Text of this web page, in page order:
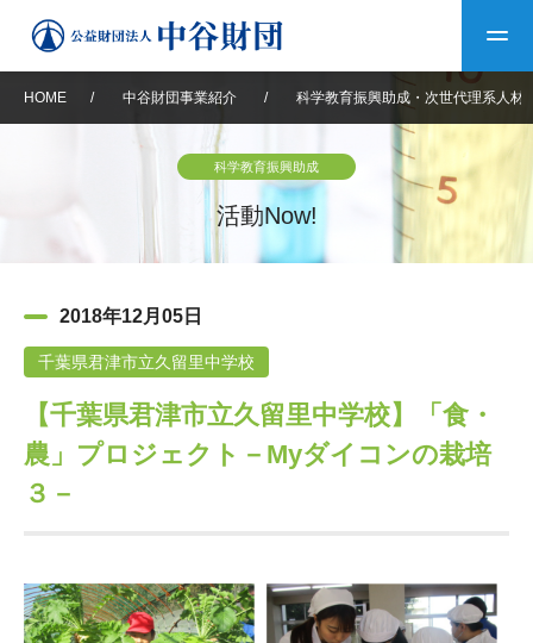
中谷財団について
設立趣意書 財団概要
沿革 40年史デジタルブック
中谷財団40年史
年報一覧 中谷財団レポート
中谷財団事業紹介 中谷賞
神戸賞 長期大型研究助成
研究助成
ム
中谷財団動画紹介
その他情報
その他情報
アクセス よくあるご質問
日本語 English マイページ
HOME / 中谷財団事業紹介 / 科学教育振興助成・次世代理系人材
科学教育振興助成
活動Now!
2018年12月05日
千葉県君津市立久留里中学校
【千葉県君津市立久留里中学校】「食・
農」プロジェクト－Myダイコンの栽培
３－